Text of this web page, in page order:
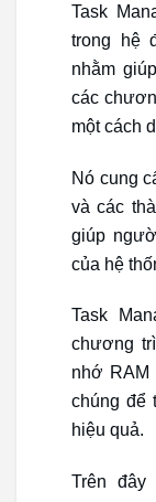
Task
trong hệ
nhằm
các
một cách
Nó cung
và các
giúp
của hệ
Task
chương
nhớ RAM
chúng để
hiệu quả.
Trên